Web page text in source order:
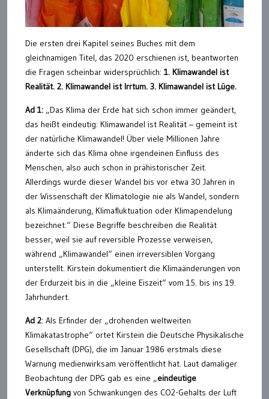
Die ersten drei Kapitel seines Buches mit dem
gleichnamigen Titel, das 2020 erschienen ist, beantworten
die Fragen scheinbar widersprüchlich: 1. Klimawandel ist
Realität. 2. Klimawandel ist Irrtum. 3. Klimawandel ist Lüge.
Ad 1: „Das Klima der Erde hat sich schon immer geändert,
das heißt eindeutig: Klimawandel ist Realität – gemeint ist
der natürliche Klimawandel! Über viele Millionen Jahre
änderte sich das Klima ohne irgendeinen Einfluss des
Menschen, also auch schon in prähistorischer Zeit.
Allerdings wurde dieser Wandel bis vor etwa 30 Jahren in
der Wissenschaft der Klimatologie nie als Wandel, sondern
als Klimaänderung, Klimafluktuation oder Klimapendelung
bezeichnet.“ Diese Begriffe beschreiben die Realität
besser, weil sie auf reversible Prozesse verweisen,
während „Klimawandel“ einen irreversiblen Vorgang
unterstellt. Kirstein dokumentiert die Klimaänderungen von
der Erdurzeit bis in die „kleine Eiszeit“ vom 15. bis ins 19.
Jahrhundert.
Ad 2: Als Erfinder der „drohenden weltweiten
Klimakatastrophe“ ortet Kirstein die Deutsche Physikalische
Gesellschaft (DPG), die im Januar 1986 erstmals diese
Warnung medienwirksam veröffentlicht hat. Laut damaliger
Beobachtung der DPG gab es eine „eindeutige
Verknüpfung von Schwankungen des CO2-Gehalts der Luft